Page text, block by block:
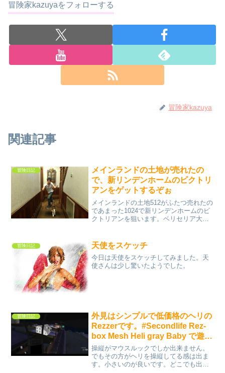
冒険家kazuyaをフォローする
冒険家kazuya
関連記事
冒険日記
メインランドの土地が売れたの
で、新リンデンホームのビクトリ
アンをゲットするぞぉ
メインランドの土地512がふたつ売れたの
であまった1024で新リンデンホームのビ
クトリアンを狙います。ベリセリア大陸
なので、今あるビクトリアンの空を狙い
つつ時機を待つつ...
冒険日記 天使をスケッチ
今日は天使をスケッチしてみました。天
使さんは少し驚いたようでした。
冒険日記
外見はシンプルで低価格のヘリの
Rezzerです。#Secondlife Rez-
box Mesh Heli gray Baby で遊ん
でみた
操縦がマウスルックでしか出来ません。
でもその方がヘリを操縦してる感は出ま
す。小さいのが良いです。どこでも出し